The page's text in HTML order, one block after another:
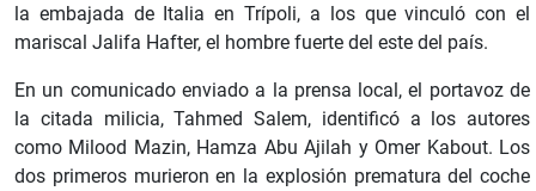
la embajada de Italia en Trípoli, a los que vinculó con el
mariscal Jalifa Hafter, el hombre fuerte del este del país.
En un comunicado enviado a la prensa local, el portavoz de
la citada milicia, Tahmed Salem, identificó a los autores
como Milood Mazin, Hamza Abu Ajilah y Omer Kabout. Los
dos primeros murieron en la explosión prematura del coche